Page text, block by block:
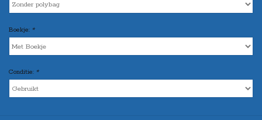
Boekje: *
Conditie: *